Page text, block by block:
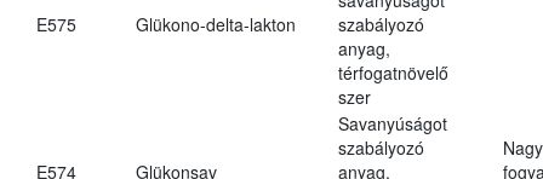
E575 Glükono-delta-lakton
szabályozó
anyag,
térfogatnövelő
szer
E574 Glükonsav
Savanyúságot
szabályozó
anyag,